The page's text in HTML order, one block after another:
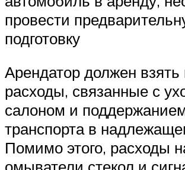
провести
подготовку
Арендатор должен взять
расходы, связанные с
салоном и
транспорта в
Помимо этого, расходы